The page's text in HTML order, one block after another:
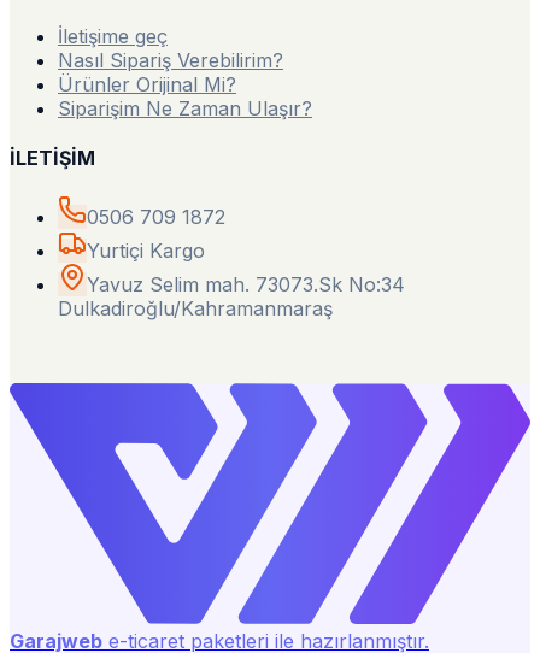
İletişime geç
Nasıl Sipariş Verebilirim?
Ürünler Orijinal Mi?
Siparişim Ne Zaman Ulaşır?
İLETİŞİM
0506 709 1872
Yurtiçi Kargo
Yavuz Selim mah. 73073.Sk No:34
Dulkadiroğlu/Kahramanmaraş
Garajweb e-ticaret paketleri ile hazırlanmıştır.